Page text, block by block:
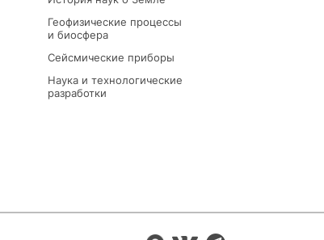
Геофизические процессы
и биосфера
Сейсмические приборы
Наука и технологические
разработки